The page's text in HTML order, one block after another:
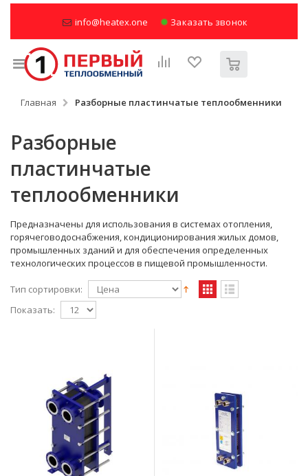
info@heatex.one Заказать звонок
Главная Разборные пластинчатые теплообменники
Разборные
пластинчатые
теплообменники
Предназначены для использования в системах отопления,
горячеговодоснабжения, кондиционирования жилых домов,
промышленных зданий и для обеспечения определенных
технологических процессов в пищевой промышленности.
Тип сортировки:
Показать: